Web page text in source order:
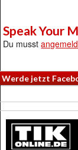
Speak Your
Du musst
Werde jetzt